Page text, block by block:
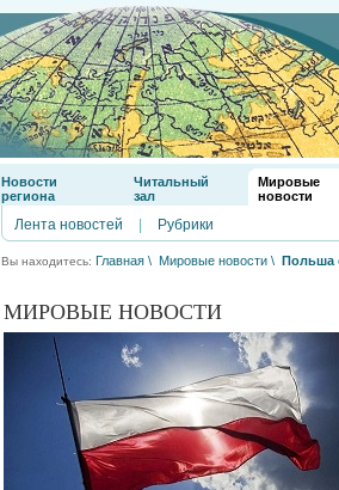
Новости
региона
Читальный
зал
Мировые
новости
Лента новостей Рубрики
Вы находитесь: Главная \ Мировые новости \ Польша
МИРОВЫЕ НОВОСТИ